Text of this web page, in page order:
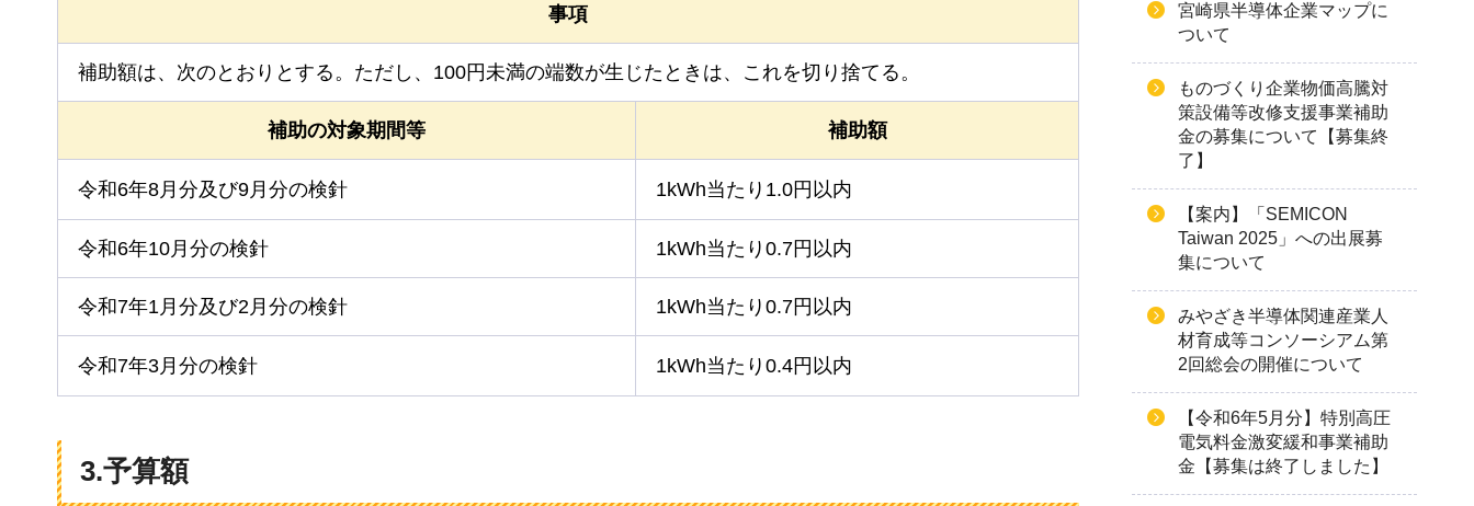
事項
補助額は、次のとおりとする。ただし、100円未満の端数が生じたときは、これを切り捨てる。
補助の対象期間等 補助額
令和6年8月分及び9月分の検針 1kWh当たり1.0円以内
令和6年10月分の検針 1kWh当たり0.7円以内
令和7年1月分及び2月分の検針 1kWh当たり0.7円以内
令和7年3月分の検針 1kWh当たり0.4円以内
3.予算額
宮崎県半導体企業マップに
ついて
ものづくり企業物価高騰対
策設備等改修支援事業補助
金の募集について【募集終
了】
【案内】「SEMICON
Taiwan 2025」への出展募
集について
みやざき半導体関連産業人
材育成等コンソーシアム第
2回総会の開催について
【令和6年5月分】特別高圧
電気料金激変緩和事業補助
金【募集は終了しました】